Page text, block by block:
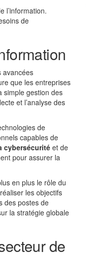
l’information.
de
avancées
que les entreprises
simple gestion des
et l’analyse des
de
capables de
cybersécurité et de
pour assurer la
en plus le rôle du
les objectifs
des postes de
la stratégie globale
de